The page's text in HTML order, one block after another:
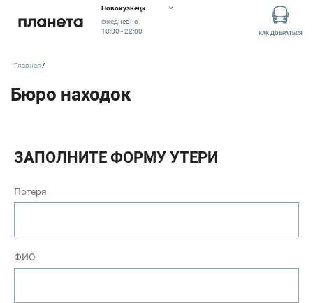
Новокузнецк
ежедневно
10:00 - 22:00
КАК ДОБРАТЬСЯ
Главная
ЗАПОЛНИТЕ ФОРМУ УТЕРИ
Потеря
ФИО